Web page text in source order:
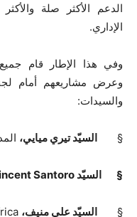
الدعم الأكثر صلة
الإداري.
وفي هذا الإطار قام جميع
وعرض مشاريعهم أمام
والسيدات:
§ السيّد تيري ميايي،
§ السيّد Santoro
§ السيّد علي منيف،